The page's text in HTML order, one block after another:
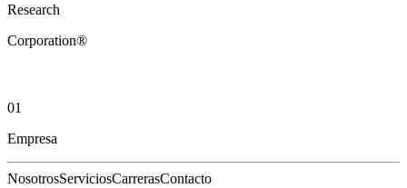
Research
Corporation®
01
Empresa
NosotrosServiciosCarrerasContacto